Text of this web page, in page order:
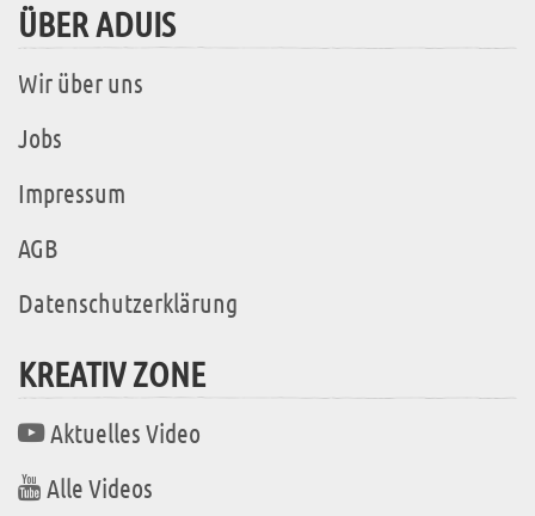
ÜBER ADUIS
Wir über uns
Jobs
Impressum
AGB
Datenschutzerklärung
KREATIV ZONE
Aktuelles Video
Alle Videos